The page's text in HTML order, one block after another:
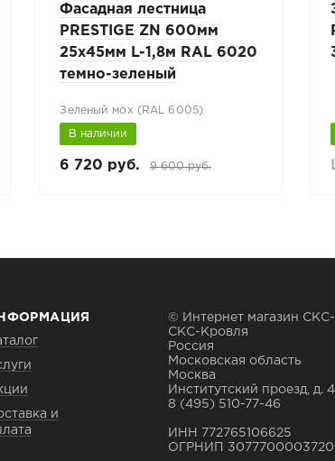
Фасадная лестница
PRESTIGE ZN 600мм
25х45мм L-1,8м RAL 6020
темно-зеленый
Зеленый мох (RAL 6005)
В наличии
6 720 руб. 9 600 руб.
и
© Интернет магазин СКС-
СКС-Кровля
Россия
Московская область
Москва
Институтский проезд, д.
8 (495) 510-77-46
ИНН 772765106625
ОГРНИП